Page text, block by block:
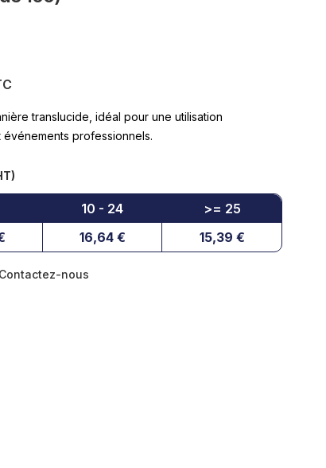
translucide, idéal pour une utilisation
professionnels.
10 - 24
16,64 €
>= 25
15,39 €
nous